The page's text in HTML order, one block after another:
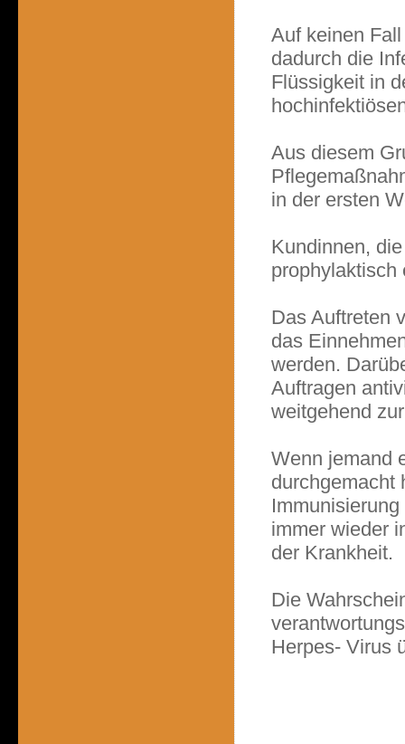
Auf keinen
dadurch die
Flüssigkeit in
Aus diesem
in der ersten
Kundinnen,
prophylaktisch
Das Auftreten
das
werden.
Auftragen
weitgehend
Wenn jemand
durchgemacht
immer wieder
der Krankheit.
Die
Herpes- Virus